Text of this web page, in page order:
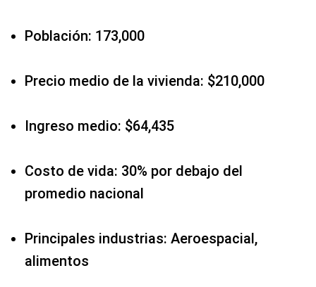
Población: 173,000
Precio medio de la vivienda: $210,000
Ingreso medio: $64,435
Costo de vida: 30% por debajo del
promedio nacional
Principales industrias: Aeroespacial,
alimentos